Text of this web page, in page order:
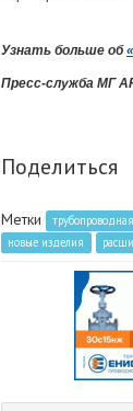
Узнать больше об
Пресс-служба МГ
Поделиться
Метки
новые изделия